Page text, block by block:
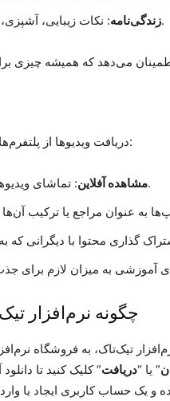
زندگی‌نامه: نکات زیبایی، آشپزی، و روال‌های تناسب اندام.
می‌دهد که همیشه چیزی
دریافت ویدیوها از پلتفرم‌ها چندین مزیت فراهم می‌کند:
مشاهده آفلاین: تماشای ویدیوها بدون اتصال به اینترنت.
چگونه نرم‌افزار
” یا “دریافت” کلیک کنید تا دانلود